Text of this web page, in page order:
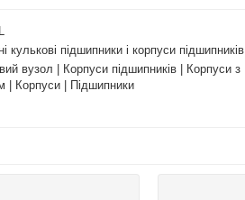
кулькові підшипники і корпуси підшипників
вузол | Корпуси підшипників | Корпуси з
| Корпуси | Підшипники